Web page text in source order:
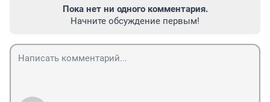
Пока нет ни одного комментария.
Начните обсуждение первым!